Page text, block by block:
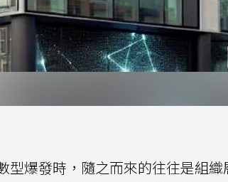
型爆發時，隨之而來的往往是組